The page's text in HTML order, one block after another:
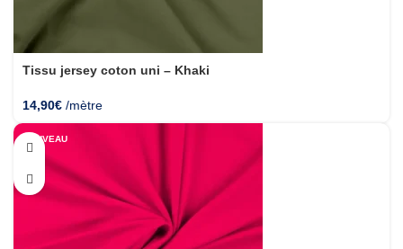
Tissu jersey coton uni – Khaki
14,90€ /mètre
NOUVEAU